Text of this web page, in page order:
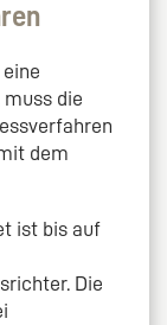
die
dem
ist bis auf
Die